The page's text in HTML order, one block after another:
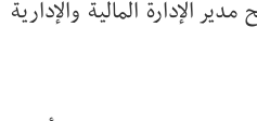
الإدارة المالية والإدارية